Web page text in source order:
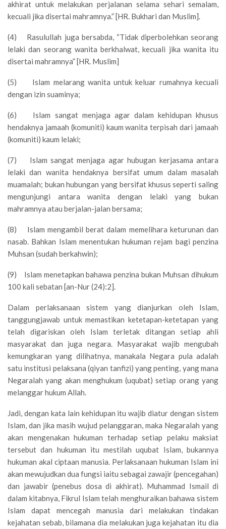
akhirat untuk melakukan perjalanan selama sehari semalam,
kecuali jika disertai mahramnya.” [HR. Bukhari dan Muslim].
(4) Rasulullah juga bersabda, “Tidak diperbolehkan seorang
lelaki dan seorang wanita berkhalwat, kecuali jika wanita itu
disertai mahramnya” [HR. Muslim]
(5) Islam melarang wanita untuk keluar rumahnya kecuali
dengan izin suaminya;
(6) Islam sangat menjaga agar dalam kehidupan khusus
hendaknya jamaah (komuniti) kaum wanita terpisah dari jamaah
(komuniti) kaum lelaki;
(7) Islam sangat menjaga agar hubugan kerjasama antara
lelaki dan wanita hendaknya bersifat umum dalam masalah
muamalah; bukan hubungan yang bersifat khusus seperti saling
mengunjungi antara wanita dengan lelaki yang bukan
mahramnya atau berjalan-jalan bersama;
(8) Islam mengambil berat dalam memelihara keturunan dan
nasab. Bahkan Islam menentukan hukuman rejam bagi penzina
Muhsan (sudah berkahwin);
(9) Islam menetapkan bahawa penzina bukan Muhsan dihukum
100 kali sebatan [an-Nur (24):2].
Dalam perlaksanaan sistem yang dianjurkan oleh Islam,
tanggungjawab untuk memastikan ketetapan-ketetapan yang
telah digariskan oleh Islam terletak ditangan setiap ahli
masyarakat dan juga negara. Masyarakat wajib mengubah
kemungkaran yang dilihatnya, manakala Negara pula adalah
satu institusi pelaksana (qiyan tanfizi) yang penting, yang mana
Negaralah yang akan menghukum (uqubat) setiap orang yang
melanggar hukum Allah.
Jadi, dengan kata lain kehidupan itu wajib diatur dengan sistem
Islam, dan jika masih wujud pelanggaran, maka Negaralah yang
akan mengenakan hukuman terhadap setiap pelaku maksiat
tersebut dan hukuman itu mestilah uqubat Islam, bukannya
hukuman akal ciptaan manusia. Perlaksanaan hukuman Islam ini
akan mewujudkan dua fungsi iaitu sebagai zawajir (pencegahan)
dan jawabir (penebus dosa di akhirat). Muhammad Ismail di
dalam kitabnya, Fikrul Islam telah menghuraikan bahawa sistem
Islam dapat mencegah manusia dari melakukan tindakan
kejahatan sebab, bilamana dia melakukan juga kejahatan itu dia